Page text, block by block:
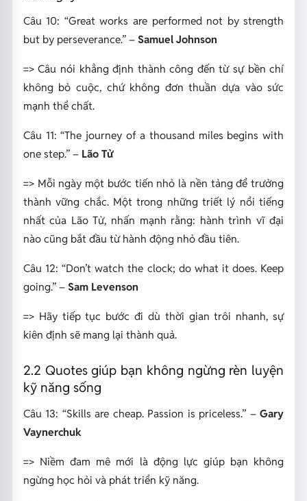
Câu 10: “Great works are performed not by strength
but by perseverance.”– Samuel Johnson
=> Câu nói khẳng định thành công đến từ sự bền chí
không bỏ cuộc, chứ không đơn thuần dựa vào sức
mạnh thể chất.
Câu 11: “The journey of a thousand miles begins with
one step.” – Lão Tử
=> Mỗi ngày một bước tiến nhỏ là nền tảng để trưởng
thành vững chắc. Một trong những triết lý nổi tiếng
nhất của Lão Tử, nhấn mạnh rằng: hành trình vĩ đại
nào cũng bắt đầu từ hành động nhỏ đầu tiên.
Câu 12:“Don’t watch the clock; do what it does. Keep
going.”– Sam Levenson
=> Hãy tiếp tục bước đi dù thời gian trôi nhanh, sự
kiên định sẽ mang lại thành quả.
2.2 Quotes giúp bạn không ngừng rèn luyện
kỹ năng sống
Câu 13: “Skills are cheap. Passion is priceless.” –Gary
Vaynerchuk
=> Niềm đam mê mới là động lực giúp bạn không
ngừng học hỏi và phát triển kỹ năng.